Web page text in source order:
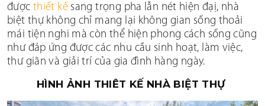
DƯỚI 100M2
100M2-500M2
500M2-1000M2
TRÊN 1000M2
được thiết kế sang trọng pha lẫn nét hiện đạị, nhà
biệt thự không chỉ mang lại không gian sống thoải
mái tiện nghi mà còn thể hiện phong cách sống cũng
như đáp ứng được các nhu cầu sinh hoạt, làm việc,
thư giãn và giải trí của gia đình hàng ngày.
HÌNH ẢNH THIÊT KẾ NHÀ BIỆT THỰ